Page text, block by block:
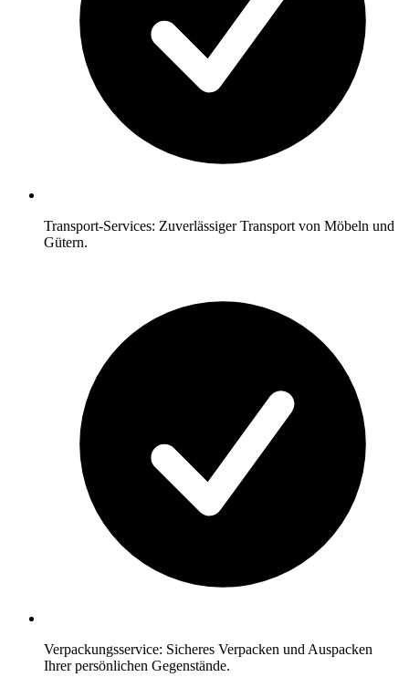
Transport-Services: Zuverlässiger Transport von Möbeln und
Gütern.
Verpackungsservice: Sicheres Verpacken und Auspacken
Ihrer persönlichen Gegenstände.